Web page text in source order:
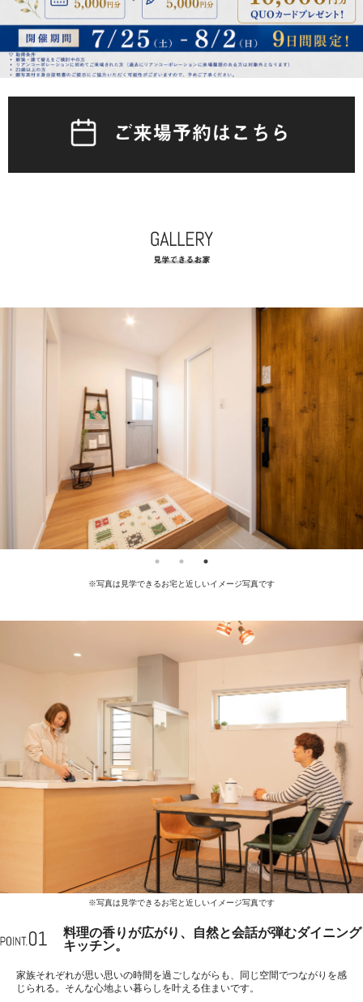
※写真は見学できるお宅と近しいイメージ写真です
※写真は見学できるお宅と近しいイメージ写真です
料理の香りが広がり、自然と会話が弾むダイニング
キッチン。
家族それぞれが思い思いの時間を過ごしながらも、同じ空間でつながりを感
じられる。そんな心地よい暮らしを叶える住まいです。